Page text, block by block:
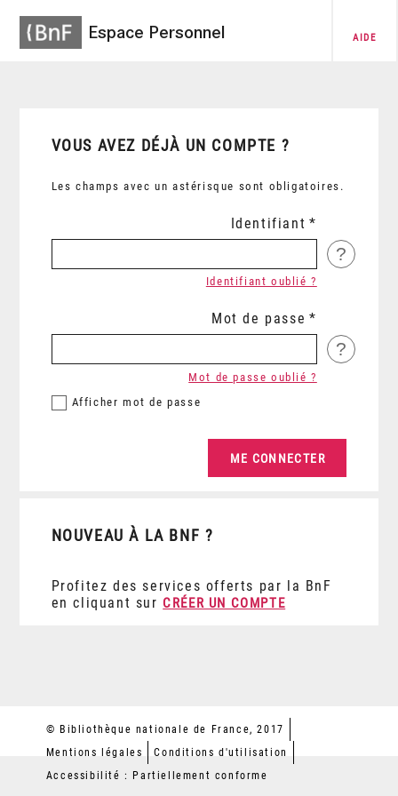
Espace Personnel AIDE
VOUS AVEZ DÉJÀ UN COMPTE ?
Les champs avec un astérisque sont obligatoires.
Identifiant
?
Identifiant oublié ?
Mot de passe
?
Afficher mot de passe
Mot de passe oublié ?
NOUVEAU À LA BNF ?
Profitez des services offerts par la BnF
en cliquant sur CRÉER UN COMPTE
© Bibliothèque nationale de France, 2017
Mentions légales
Conditions d'utilisation
Accessibilité : Partiellement conforme